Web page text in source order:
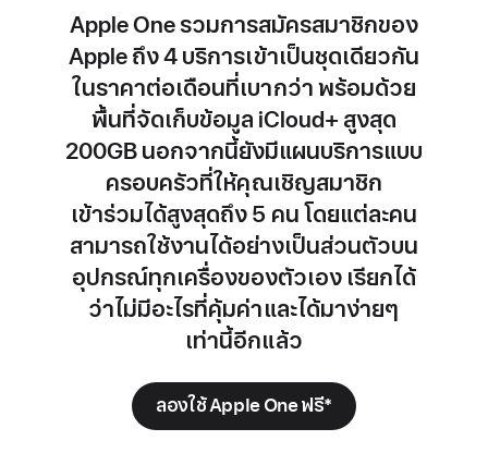
Apple One รวมการสมัครสมาชิกของ
Apple ถึง 4 บริการเข้าเป็นชุดเดียวกัน
ในราคาต่อเดือนที่เบากว่า พร้อมด้วย
พื้นที่จัดเก็บข้อมูล iCloud+ สูงสุด
200GBนอกจากนี้ยังมีแผนบริการแบบ
ครอบครัวที่ให้คุณเชิญสมาชิก
เข้าร่วมได้สูงสุดถึง 5 คนโดยแต่ละคน
สามารถใช้งานได้อย่างเป็นส่วนตัวบน
อุปกรณ์ทุกเครื่องของตัวเองเรียกได้
ว่าไม่มีอะไรที่คุ้มค่าและได้มาง่ายๆ
เท่านี้อีกแล้ว
ลองใช้ Apple One ฟรี*